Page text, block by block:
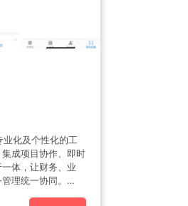
化及个性化的工
成项目协作、即时
体，让财务、业
理统一协同。